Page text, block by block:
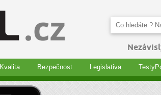
Kvalita Bezpečnost Legislativa